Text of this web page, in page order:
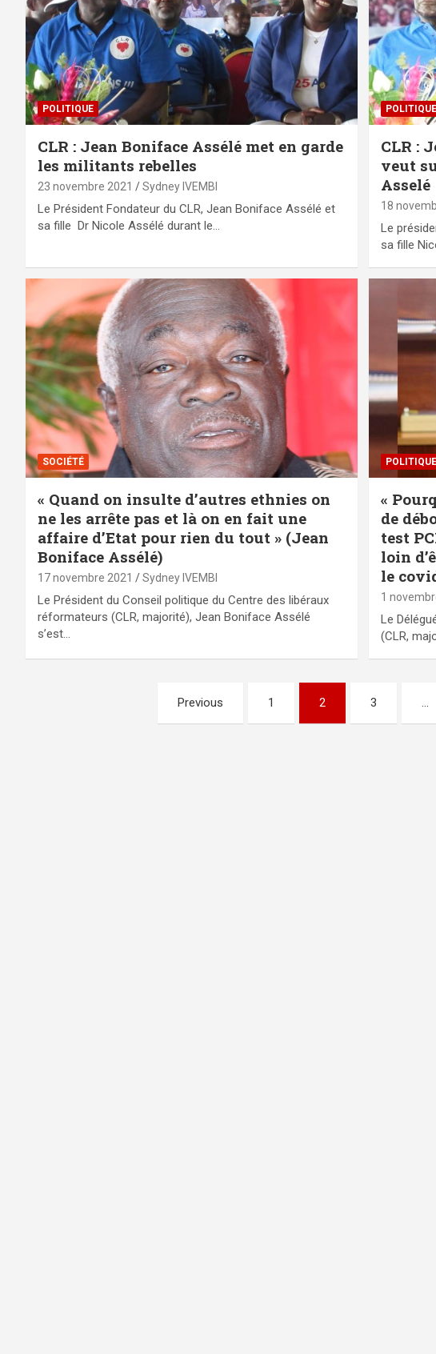
POLITIQUE
CLR : Jean Boniface Assélé met en garde
les militants rebelles
23 novembre 2021 Sydney IVEMBI
Le Président Fondateur du CLR, Jean Boniface Assélé et
sa fille Dr Nicole Assélé durant le…
POLITIQUE
CLR :
veut
Asselé
18
Le
sa fille
SOCIÉTÉ
« Quand on insulte d’autres ethnies on
ne les arrête pas et là on en fait une
affaire d’Etat pour rien du tout » (Jean
Boniface Assélé)
17 novembre 2021 Sydney IVEMBI
Le Président du Conseil politique du Centre des libéraux
réformateurs (CLR, majorité), Jean Boniface Assélé
s’est…
POLITIQUE
«
de
test
loin
le
1
Le
(CLR,
Previous 1 2 3 …